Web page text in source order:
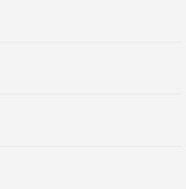
學互動的溫柔與愛心。
養教學的經驗，